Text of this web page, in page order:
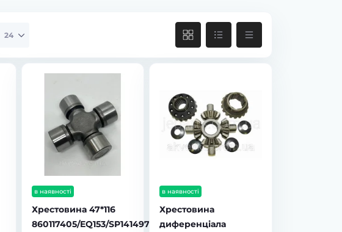
в наявності
Хрестовина 47*116
860117405/EQ153/SP141497
в наявності
Хрестовина
диференціала